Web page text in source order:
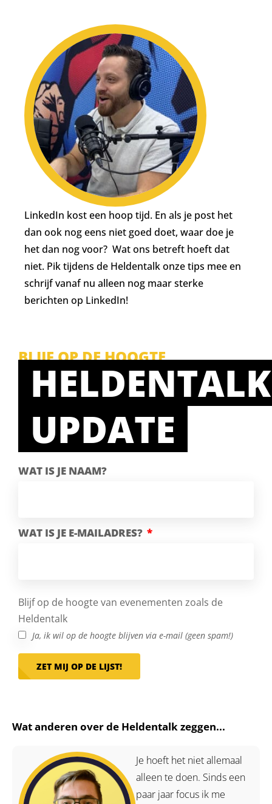
LinkedIn kost een hoop tijd. En als je post het
dan ook nog eens niet goed doet, waar doe je
het dan nog voor? Wat ons betreft hoeft dat
niet. Pik tijdens de Heldentalk onze tips mee en
schrijf vanaf nu alleen nog maar sterke
berichten op LinkedIn!
BLIJF OP DE HOOGTE
HELDENTALK
UPDATE
WAT IS JE NAAM?
WAT IS JE E-MAILADRES?
Blijf op de hoogte van evenementen zoals de
Heldentalk
Ja, ik wil op de hoogte blijven via e-mail (geen spam!)
ZET MIJ OP DE LIJST!
Wat anderen over de Heldentalk zeggen...
Je hoeft het niet allemaal
alleen te doen. Sinds een
paar jaar focus ik me